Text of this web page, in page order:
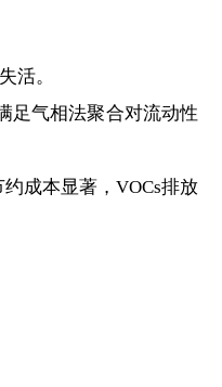
活。
气相法聚合对流动性
成本显著，VOCs排放